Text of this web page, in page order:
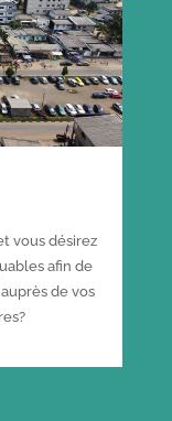
vous désirez
afin de
de vos